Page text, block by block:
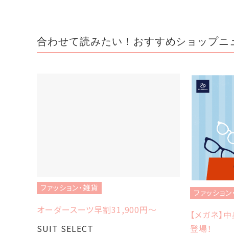
合わせて読みたい！おすすめショップニ
ファッション・雑貨
オーダースーツ早割31,900円〜
SUIT SELECT
ファッション
【メガネ】
登場！